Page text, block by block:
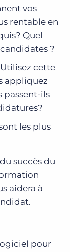
vos
rentable en
Quel
candidates ?
Utilisez cette
appliquez
passent-ils
les plus
succès du
aidera à
pour